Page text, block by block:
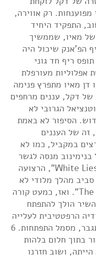
מפוענחות. רק אווירה,
התפקיד היחיד
מאיו, שממשיך
הפ'אנק שיכול היה
ריף חד גוני
אפלוליות מעורפלת
מאיו מתפרץ פנימה
של דקל, עננים מרחפים
הגרובי לא
הסיפור לא באמת
זה של העננים
במקביל, כמו לא
מנסה לגשר
ביניהם, בהצלחה שולית בלבד. "White Lies", הרצועה
מהלך מלודי לא
מוצלח במיוחד בדומה ל-"The Climb". ואז, כמעט קורה
נראה שהשיר הולך להתפתח
הרפטטיבית לעלייה
פתאומית בסולם והרעש סביבו מתגבר, מסמל התפתחות. 6
בתוך חלום בלהות
ושוב חזרנו